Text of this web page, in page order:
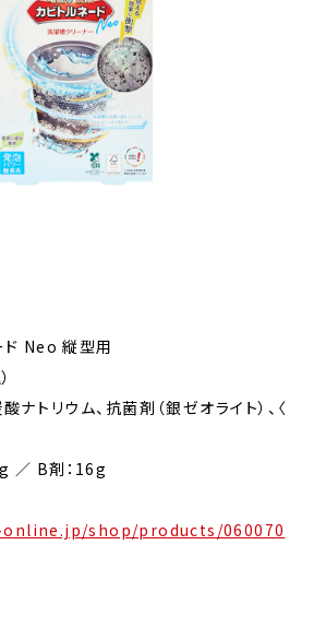
ド Neo 縦型用
酸ナトリウム、抗菌剤（銀ゼオライト）、〈
／ B剤：16g
shop/products/060070